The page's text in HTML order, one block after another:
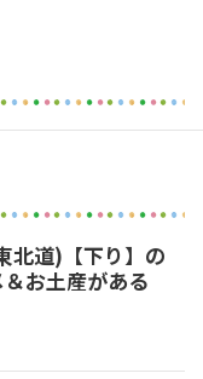
北道)【下り】の
お土産がある